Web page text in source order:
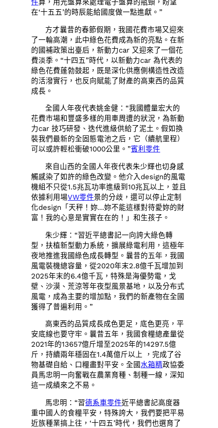
件算，用光盤算來處理電子盤算的瓶頸，盼望
在‘十五五’的時辰能給國度做一點進獻。”
方才曩昔的春節假期，我國花費市場又迎來
了一輪高潮，此中綠色花費成為新的亮點。在新
的國補政策出臺后，新動力car 又迎來了一個花
費淡季。“十四五”時代，以新動力car 為代表的
綠色花費蓬勃鼓起，既是深化供應側構造性改造
的活潑實行，也反向賦能了財產的高東西的品質
成長。
全國人年夜代表姚金健：“我國體量宏大的
花費市場和豐盛多樣的用車周遭的狀況，為新動
力car 技巧研發、迭代進級供給了泥土。假如換
裝我們最新的全固態電池之后，它（續航里程）
可以或許輕松衝破1000公里。”賓利零件
來自山西的全國人年夜代表朱少輝也切身感
觸感染了如許的綠色改變。他介入design的風電
機組不只從1.5兆瓦功率進級到10兆瓦以上，並且
依據利用場VW零件景的分歧，還可以停止定制
化design「天秤！妳…妳不能這樣對待愛妳的財
富！我的心意是實實在在的！」和生孩子。
朱少輝：“習近平總書記一向誇大綠色轉
型，扶植新型動力系統，擴展綠電利用，這極年
夜地推進我國綠色成長轉型。曩昔的五年，我國
風電裝機總容量，從2020年末2.8億千瓦增加到
2025年末的6.4億千瓦，特殊是海優勢電，戈
壁、沙漠、荒涼等年夜型風景基地，以及分布式
風電，成為主要的增加點，我們的新產物在全國
獲得了普遍利用。”
高東西的品質成長成色更足，底色更亮，平
安底線也要守牢。曩昔五年，我國食糧總產量從
2021年的13657億斤增至2025年的14297.5億
斤，持續兩年穩固在1.4萬億斤以上 ，完成了谷
物基礎自給、口糧盡對平安。全國水箱精政協委
員馬忠明一向奮戰在農業育種、制種一線，深知
這一成績來之不易。
馬忠明：“習德系車零件近平總書記高度器
重中國人的食糧平安，特殊誇大，我們要把平易
近族種業搞上往，‘十四五’時代，我們也選育了